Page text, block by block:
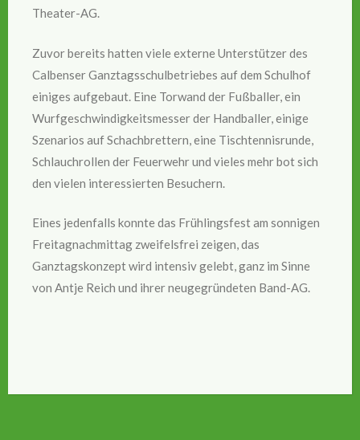
Theater-AG.
Zuvor bereits hatten viele externe Unterstützer des
Calbenser Ganztagsschulbetriebes auf dem Schulhof
einiges aufgebaut. Eine Torwand der Fußballer, ein
Wurfgeschwindigkeitsmesser der Handballer, einige
Szenarios auf Schachbrettern, eine Tischtennisrunde,
Schlauchrollen der Feuerwehr und vieles mehr bot sich
den vielen interessierten Besuchern.
Eines jedenfalls konnte das Frühlingsfest am sonnigen
Freitagnachmittag zweifelsfrei zeigen, das
Ganztagskonzept wird intensiv gelebt, ganz im Sinne
von Antje Reich und ihrer neugegründeten Band-AG.